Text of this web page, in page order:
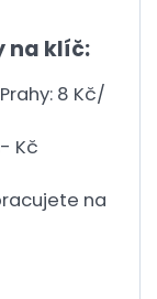
na klíč:
8 Kč/
Kč
na